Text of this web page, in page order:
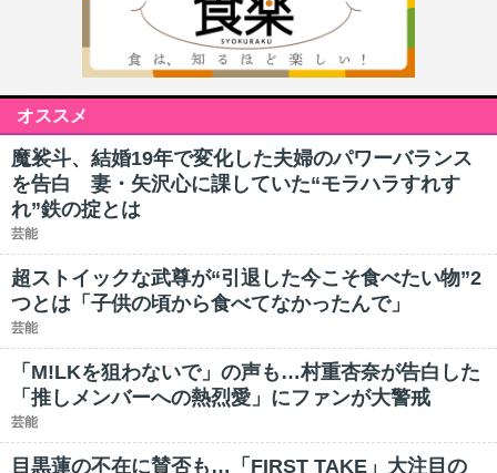
オススメ
魔裟斗、結婚19年で変化した夫婦のパワーバランス
を告白 妻・矢沢心に課していた“モラハラすれす
れ”鉄の掟とは
芸能
超ストイックな武尊が“引退した今こそ食べたい物”2
つとは「子供の頃から食べてなかったんで」
芸能
「M!LKを狙わないで」の声も…村重杏奈が告白した
「推しメンバーへの熱烈愛」にファンが大警戒
芸能
目黒蓮の不在に賛否も…「FIRST TAKE」大注目の